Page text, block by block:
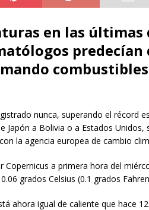
en las últimas
predecían
nunca, superando el récord
a Bolivia o a Estados Unidos,
la agencia europea de cambio
a primera hora del
grados Celsius (0.1 grados
ahora igual de caliente que hace